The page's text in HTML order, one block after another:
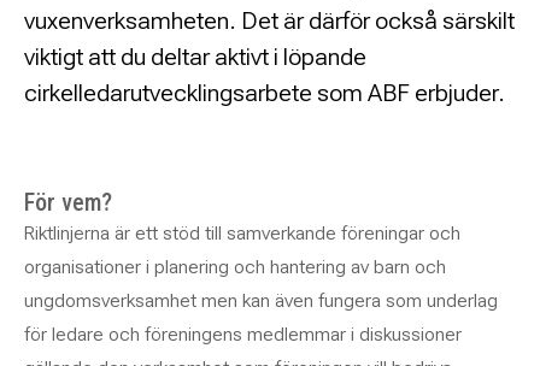
vuxenverksamheten. Det är därför också särskilt
viktigt att du deltar aktivt i löpande
cirkelledarutvecklingsarbete som ABF erbjuder.
För vem?
Riktlinjerna är ett stöd till samverkande föreningar och
organisationer i planering och hantering av barn och
ungdomsverksamhet men kan även fungera som underlag
för ledare och föreningens medlemmar i diskussioner